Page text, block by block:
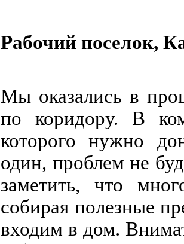
Рабочий поселок,
Мы оказались в
по коридору. В
которого нужно
один, проблем не
заметить, что
собирая полезные
входим в дом.